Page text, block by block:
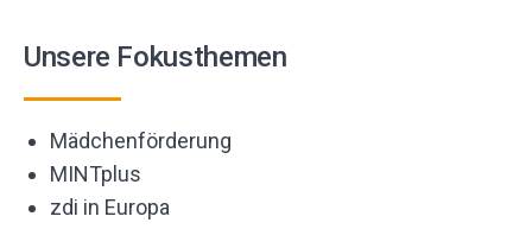
Unsere Fokusthemen
Mädchenförderung
MINTplus
zdi in Europa